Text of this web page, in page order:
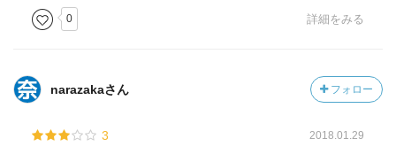
0 詳細をみる
narazakaさん フォロー
3 2018.01.29